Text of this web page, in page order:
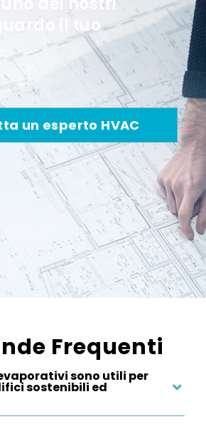
il tuo
un esperto HVAC
Frequenti
sono utili per
sostenibili ed